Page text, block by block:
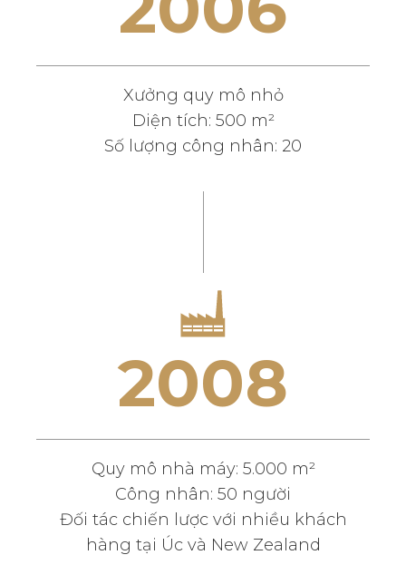
Xưởng quy mô nhỏ
Diện tích: 500 m²
Số lượng công nhân: 20
2008
Quy mô nhà máy: 5.000 m²
Công nhân: 50 người
Đối tác chiến lược với nhiều khách
hàng tại Úc và New Zealand